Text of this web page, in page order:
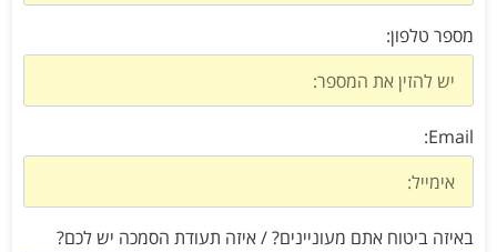
מספר טלפון:
Email:
באיזה ביטוח אתם מעוניינים? / איזה תעודת הסמכה יש לכם?